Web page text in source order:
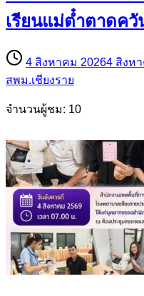
เรียนแม่ต๋ำตาดค
4 สิงหาคม 20264 สิงห
สพม.เชียงราย
จำนวนผู้ชม: 10